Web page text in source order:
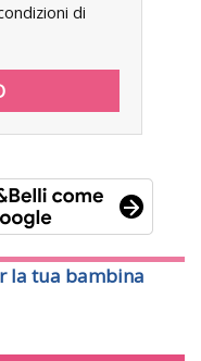
di
la tua bambina